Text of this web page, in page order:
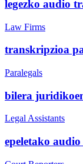
legezko audio
Law Firms
transkripzioa
Paralegals
bilera
Legal Assistants
epeletako